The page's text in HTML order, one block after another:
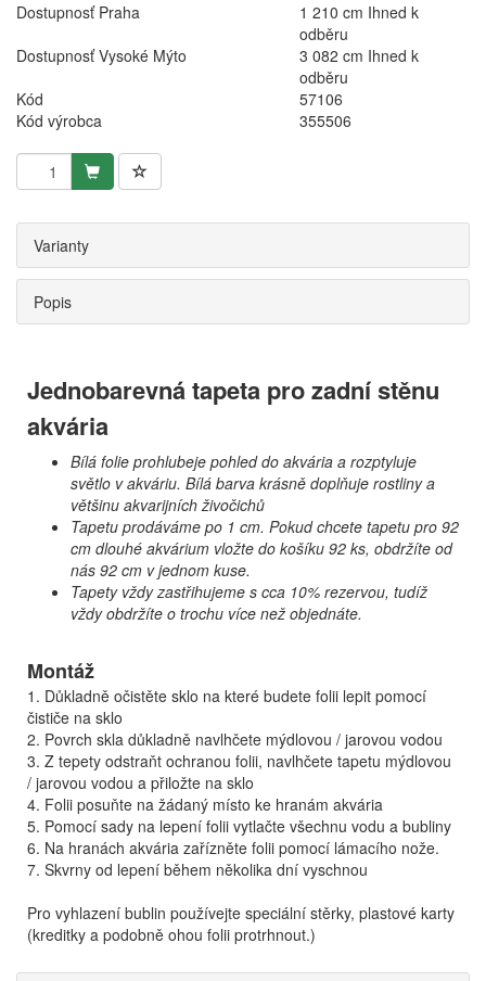
Dostupnosť Praha
1 210 cm Ihned k
odběru
Dostupnosť Vysoké Mýto
3 082 cm Ihned k
odběru
Kód
57106
Kód výrobca
355506
Varianty
Popis
Jednobarevná tapeta pro zadní stěnu
akvária
Bílá folie prohlubeje pohled do akvária a rozptyluje
světlo v akváriu. Bílá barva krásně doplňuje rostliny a
většinu akvarijních živočichů
Tapetu prodáváme po 1 cm. Pokud chcete tapetu pro 92
cm dlouhé akvárium vložte do košíku 92 ks, obdržíte od
nás 92 cm v jednom kuse.
Tapety vždy zastřihujeme s cca 10% rezervou, tudíž
vždy obdržíte o trochu více než objednáte.
Montáž
1. Důkladně očistěte sklo na které budete folii lepit pomocí
čističe na sklo
2. Povrch skla důkladně navlhčete mýdlovou / jarovou vodou
3. Z tepety odstraňt ochranou folii, navlhčete tapetu mýdlovou
/ jarovou vodou a přiložte na sklo
4. Folii posuňte na žádaný místo ke hranám akvária
5. Pomocí sady na lepení folii vytlačte všechnu vodu a bubliny
6. Na hranách akvária zařízněte folii pomocí lámacího nože.
7. Skvrny od lepení během několika dní vyschnou
Pro vyhlazení bublin používejte speciální stěrky, plastové karty
(kreditky a podobně ohou folii protrhnout.)